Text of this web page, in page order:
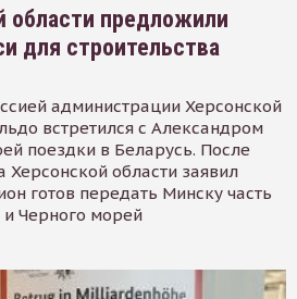
области предложили
для строительства
администрации Херсонской
встретился с Александром
поездки в Беларусь. После
Херсонской области заявил
готов передать Минску часть
Черного морей